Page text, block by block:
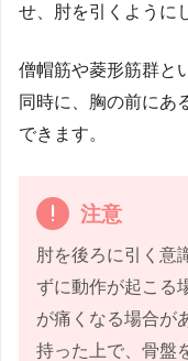
せ、肘を引くように
僧帽筋や菱形筋群と
同時に、胸の前にあ
できます。
注意
肘を後ろに引く意
ずに動作が起こる
が痛くなる場合が
持った上で、骨盤